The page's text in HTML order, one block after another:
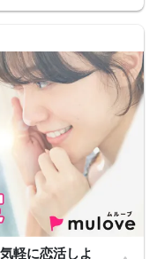
軽に恋活しよ